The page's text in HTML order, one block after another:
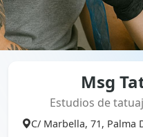
Msg
Estudios de
C/ Marbella, 71, Palma